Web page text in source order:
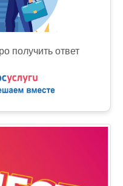
получить ответ